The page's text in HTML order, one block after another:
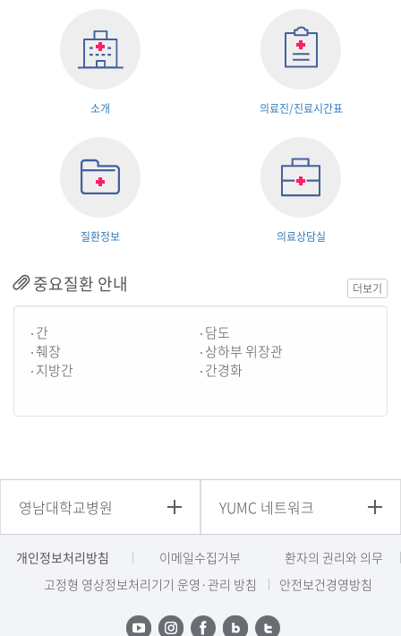
소개 의료진/진료시간표
질환정보 의료상담실
중요질환 안내
간
담도
췌장
상하부 위장관
지방간
간경화
더보기
영남대학교병원 YUMC 네트워크
개인정보처리방침 이메일수집거부
환자의 권리와 의무
고정형 영상정보처리기기 운영·관리 방침
안전보건경영방침